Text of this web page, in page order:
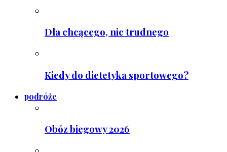
Dla chcącego, nic trudnego
Kiedy do dietetyka sportowego?
podróże
Obóz biegowy 2026